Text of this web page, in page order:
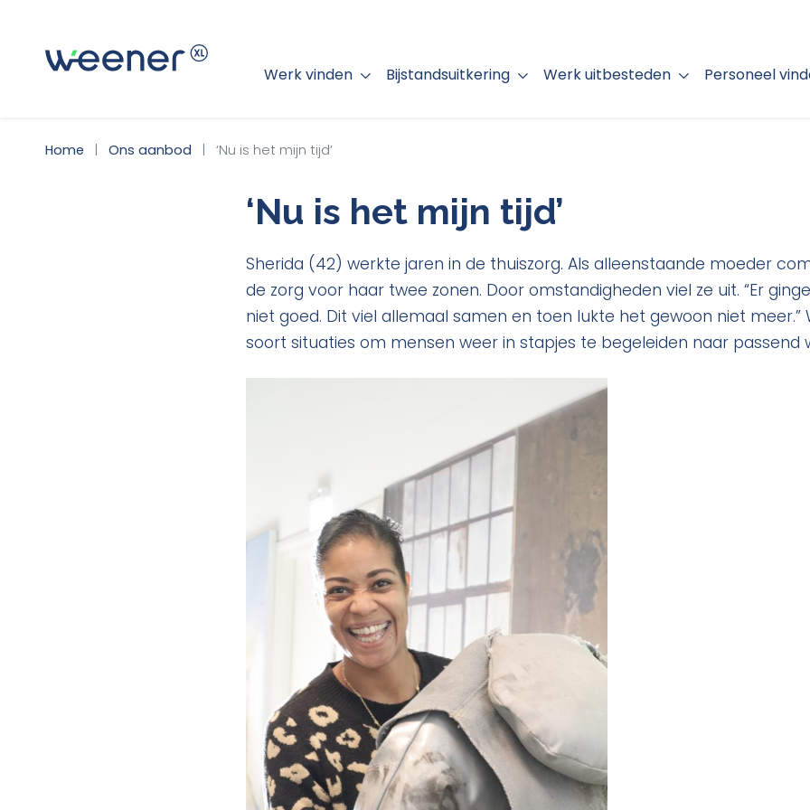
Werk vinden Bijstandsuitkering Werk uitbesteden Personeel
Home Ons aanbod ‘Nu is het mijn tijd’
‘Nu is het mijn tijd’
Sherida (42) werkte jaren in de thuiszorg. Als alleenstaande moeder
de zorg voor haar twee zonen. Door omstandigheden viel ze uit. “Er
niet goed. Dit viel allemaal samen en toen lukte het gewoon niet meer.”
soort situaties om mensen weer in stapjes te begeleiden naar passend